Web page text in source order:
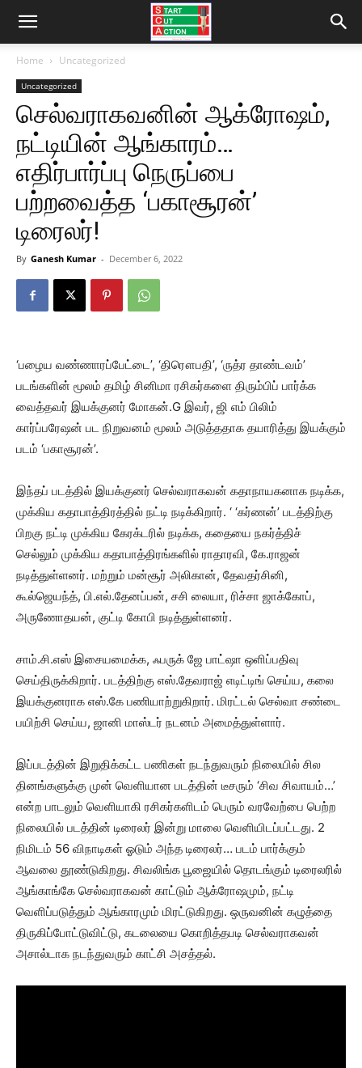
Home Uncategorized
Uncategorized
செல்வராகவனின் ஆக்ரோஷம்,
நட்டியின் ஆங்காரம்…
எதிர்பார்ப்பு நெருப்பை
பற்றவைத்த ‘பகாசூரன்’
டிரைலர்!
By Ganesh Kumar - December 6, 2022
‘பழைய வண்ணாரப்பேட்டை’, ‘திரௌபதி’, ‘ருத்ர தாண்டவம்’
படங்களின் மூலம் தமிழ் சினிமா ரசிகர்களை திரும்பிப் பார்க்க
வைத்தவர் இயக்குனர் மோகன்.G இவர், ஜி எம் பிலிம்
கார்ப்பரேஷன் பட நிறுவனம் மூலம் அடுத்ததாக தயாரித்து இயக்கும்
படம் ‘பகாசூரன்’.
இந்தப் படத்தில் இயக்குனர் செல்வராகவன் கதாநாயகனாக நடிக்க,
முக்கிய கதாபாத்திரத்தில் நட்டி நடிக்கிறார். ‘ ‘கர்ணன்’ படத்திற்கு
பிறகு நட்டி முக்கிய கேரக்டரில் நடிக்க, கதையை நகர்த்திச்
செல்லும் முக்கிய கதாபாத்திரங்களில் ராதாரவி, கே.ராஜன்
நடித்துள்ளனர். மற்றும் மன்சூர் அலிகான், தேவதர்சினி,
கூல்ஜெயந்த், பி.எல்.தேனப்பன், சசி லையா, ரிச்சா ஜாக்கோப்,
அருணோதயன், குட்டி கோபி நடித்துள்ளனர்.
சாம்.சி.எஸ் இசையமைக்க, ஃபருக் ஜே பாட்ஷா ஒளிப்பதிவு
செய்திருக்கிறார். படத்திற்கு எஸ்.தேவராஜ் எடிட்டிங் செய்ய, கலை
இயக்குனராக எஸ்.கே பணியாற்றுகிறார். மிரட்டல் செல்வா சண்டை
பயிற்சி செய்ய, ஜானி மாஸ்டர் நடனம் அமைத்துள்ளார்.
இப்படத்தின் இறுதிக்கட்ட பணிகள் நடந்துவரும் நிலையில் சில
தினங்களுக்கு முன் வெளியான படத்தின் டீசரும் ‘சிவ சிவாயம்…’
என்ற பாடலும் வெளியாகி ரசிகர்களிடம் பெரும் வரவேற்பை பெற்ற
நிலையில் படத்தின் டிரைலர் இன்று மாலை வெளியிடப்பட்டது. 2
நிமிடம் 56 விநாடிகள் ஓடும் அந்த டிரைலர்… படம் பார்க்கும்
ஆவலை தூண்டுகிறது. சிவலிங்க பூஜையில் தொடங்கும் டிரைலரில்
ஆங்காங்கே செல்வராகவன் காட்டும் ஆக்ரோஷமும், நட்டி
வெளிப்படுத்தும் ஆங்காரமும் மிரட்டுகிறது. ஒருவனின் கழுத்தை
திருகிப்போட்டுவிட்டு, கடலையை கொறித்தபடி செல்வராகவன்
அசால்டாக நடந்துவரும் காட்சி அசத்தல்.